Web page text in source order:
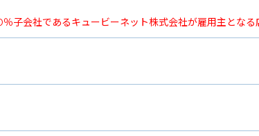
子会社であるキュービーネット株式会社が雇用主となる